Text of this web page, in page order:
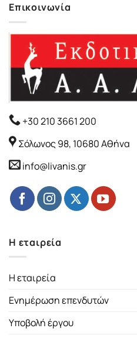
Επικοινωνία
+30 210 3661 200
Σόλωνος 98, 10680 Αθήνα
info@livanis.gr
Η εταιρεία
Η εταιρεία
Ενημέρωση επενδυτών
Υποβολή έργου